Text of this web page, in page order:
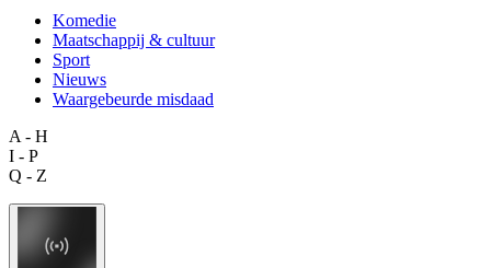
Komedie
Maatschappij & cultuur
Sport
Nieuws
Waargebeurde misdaad
A - H
I - P
Q - Z